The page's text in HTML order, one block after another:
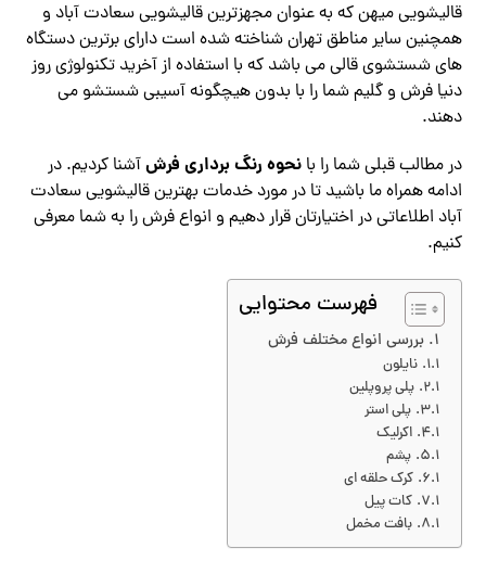
قالیشویی میهن که به عنوان مجهزترین قالیشویی سعادت آباد و
همچنین سایر مناطق تهران شناخته شده است دارای برترین دستگاه
های شستشوی قالی می باشد که با استفاده از آخرید تکنولوژی روز
دنیا فرش و گلیم شما را با بدون هیچگونه آسیبی شستشو می
دهند.
در مطالب قبلی شما را بانحوه رنگ برداری فرشآشنا کردیم. در
ادامه همراه ما باشید تا در مورد خدمات بهترین قالیشویی سعادت
آباد اطلاعاتی در اختیارتان قرار دهیم و انواع فرش را به شما معرفی
کنیم.
فهرست محتوایی
بررسی انواع مختلف فرش
نایلون
پلی پروپلین
پلی استر
اکرلیک
پشم
کرک حلقه ای
کات پیل
بافت مخمل